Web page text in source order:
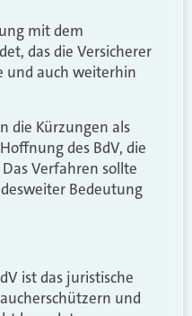
mit dem
das die Versicherer
und auch weiterhin
die Kürzungen als
des BdV, die
Verfahren sollte
Bedeutung
ist das juristische
und